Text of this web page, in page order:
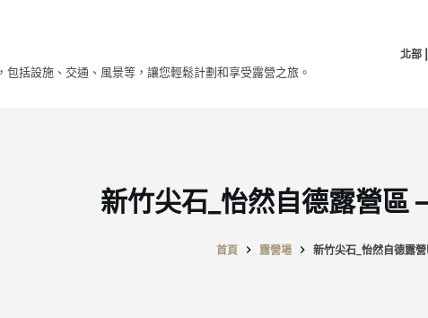
括設施、交通、風景等，讓您輕鬆計劃和享受露營之旅。
北部
新竹尖石_怡然自德露營區
首頁 露營場 新竹尖石_怡然自德露